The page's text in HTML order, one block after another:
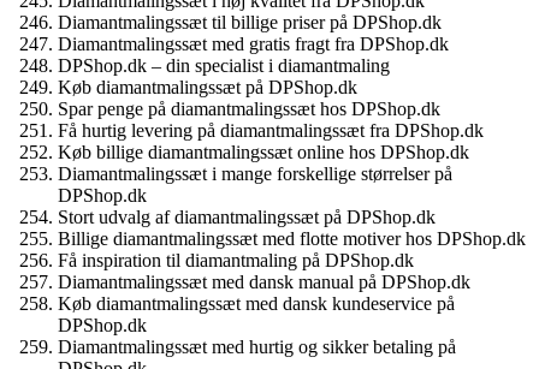
Diamantmalingssæt til billige priser på DPShop.dk
Diamantmalingssæt med gratis fragt fra DPShop.dk
DPShop.dk – din specialist i diamantmaling
Køb diamantmalingssæt på DPShop.dk
Spar penge på diamantmalingssæt hos DPShop.dk
Få hurtig levering på diamantmalingssæt fra DPShop.dk
Køb billige diamantmalingssæt online hos DPShop.dk
Diamantmalingssæt i mange forskellige størrelser på
DPShop.dk
Stort udvalg af diamantmalingssæt på DPShop.dk
Billige diamantmalingssæt med flotte motiver hos DPShop.dk
Få inspiration til diamantmaling på DPShop.dk
Diamantmalingssæt med dansk manual på DPShop.dk
Køb diamantmalingssæt med dansk kundeservice på
DPShop.dk
Diamantmalingssæt med hurtig og sikker betaling på